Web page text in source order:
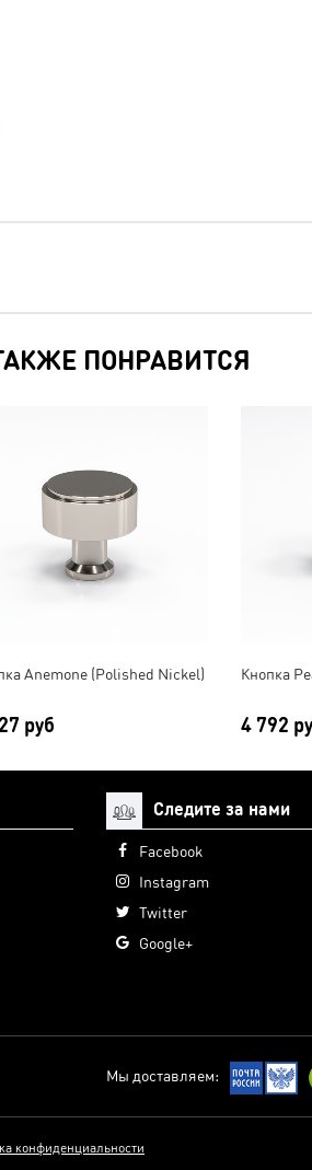
ПОНРАВИТСЯ
Anemone (Polished Nickel)
руб
Кнопка
4 792
Следите за нами
Facebook
Instagram
Twitter
Google+
Мы доставляем:
конфиденциальности